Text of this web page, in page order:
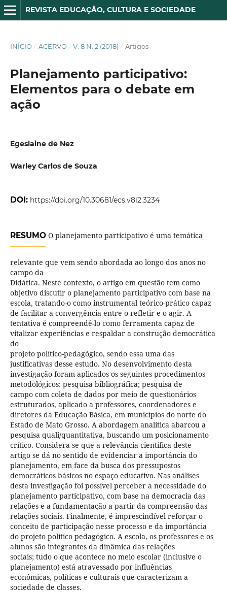
REVISTA EDUCAÇÃO, CULTURA E SOCIEDADE
INÍCIO / ACERVO / V. 8 N. 2 (2018) / Artigos
Planejamento participativo:
Elementos para o debate em
ação
Egeslaine de Nez
Warley Carlos de Souza
DOI: https://doi.org/10.30681/ecs.v8i2.3234
RESUMOO planejamento participativo é uma temática
relevante que vem sendo abordada ao longo dos anos no
campo da
Didática. Neste contexto, o artigo em questão tem como
objetivo discutir o planejamento participativo com base na
escola, tratando-o como instrumental teórico-prático capaz
de facilitar a convergência entre o refletir e o agir. A
tentativa é compreendê-lo como ferramenta capaz de
vitalizar experiências e respaldar a construção democrática
do
projeto político-pedagógico, sendo essa uma das
justificativas desse estudo. No desenvolvimento desta
investigação foram aplicados os seguintes procedimentos
metodológicos: pesquisa bibliográfica; pesquisa de
campo com coleta de dados por meio de questionários
estruturados, aplicado a professores, coordenadores e
diretores da Educação Básica, em municípios do norte do
Estado de Mato Grosso. A abordagem analítica abarcou a
pesquisa quali/quantitativa, buscando um posicionamento
crítico. Considera-se que a relevância científica deste
artigo se dá no sentido de evidenciar a importância do
planejamento, em face da busca dos pressupostos
democráticos básicos no espaço educativo. Nas análises
desta investigação foi possível perceber a necessidade do
planejamento participativo, com base na democracia das
relações e a fundamentação a partir da compreensão das
relações sociais. Finalmente, é imprescindível reforçar o
conceito de participação nesse processo e da importância
do projeto político pedagógico. A escola, os professores e os
alunos são integrantes da dinâmica das relações
sociais; tudo o que acontece no meio escolar (inclusive o
planejamento) está atravessado por influências
econômicas, políticas e culturais que caracterizam a
sociedade de classes.